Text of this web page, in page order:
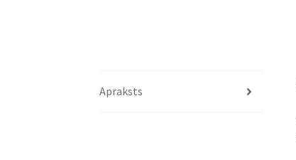
Apraksts